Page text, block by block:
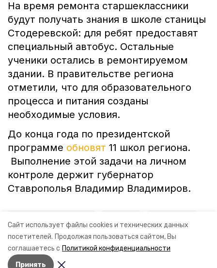
Сайт использует файлы cookies и технических данных
посетителей. Продолжая пользоваться сайтом, Вы
соглашаетесь с Политикой конфиденциальности
Принять
На время ремонта старшеклассники
будут получать знания в школе станицы
Стодеревской: для ребят предоставят
специальный автобус. Остальные
ученики остались в ремонтируемом
здании. В правительстве региона
отметили, что для образовательного
процесса и питания созданы
необходимые условия.
До конца года по президентской
программе обновят 11 школ региона.
Выполнение этой задачи на личном
контроле держит губернатор
Ставрополья Владимир Владимиров.
курский округ